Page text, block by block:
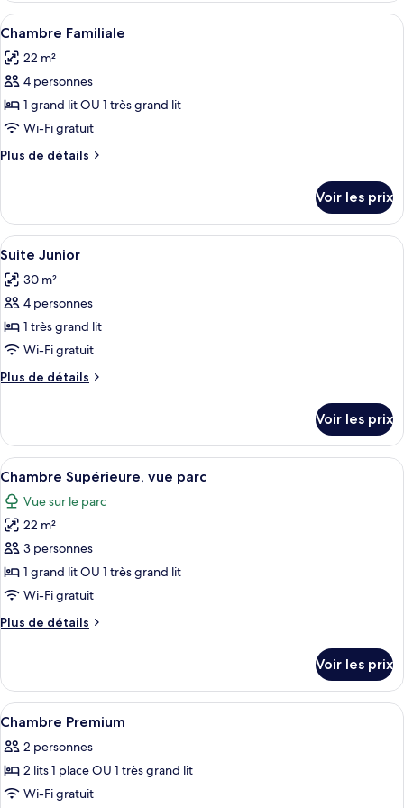
Standard
type
de
Chambre
Standard
Afficher
toutes
les
photos
pour
ce
type
de
Chambre
Familiale
Une chambre d’hôtel moderne
13
Chambre Familiale
22 m²
4 personnes
1 grand lit OU 1 très grand lit
Wi-Fi gratuit
Plus de détails
Plus
le
type
de
Chambre
Familiale
Voir les prix
Afficher
toutes
les
photos
pour
ce
type
de
Suite
Junior
Une chambre d’hôtel moderne
17
Suite Junior
30 m²
4 personnes
1 très grand lit
Wi-Fi gratuit
Plus de détails
Plus
le
type
de
chambre
Suite
Junior
Voir les prix
Afficher
toutes
les
photos
pour
ce
type
chambre :
vue
parc
Une chambre d’hôtel moderne
9
Chambre Supérieure, vue parc
Vue sur le parc
22 m²
3 personnes
1 grand lit OU 1 très grand lit
Wi-Fi gratuit
Plus de détails
Plus
le
type
de
Chambre
Supérieure,
parc
Voir les prix
Afficher
toutes
les
photos
pour
Un lit bien fait, avec du linge de lit
5
Chambre Premium
2 personnes
2 lits 1 place OU 1 très grand lit
Wi-Fi gratuit